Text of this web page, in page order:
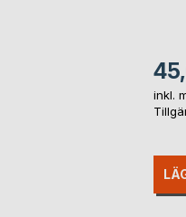
inkl.